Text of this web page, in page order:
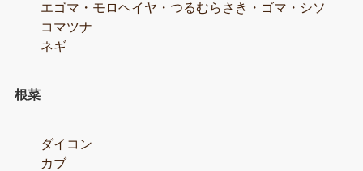
エゴマ・モロヘイヤ・つるむらさき・ゴマ・シソ
コマツナ
ネギ
根菜
ダイコン
カブ